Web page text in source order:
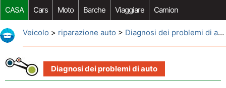
CASA Cars Moto Barche Viaggiare Camion
Riparazione Auto Acquisto Auto Car Opzioni Aftermarket
Veicolo > riparazione auto > Diagnosi dei problemi di auto
Diagnosi dei problemi di auto